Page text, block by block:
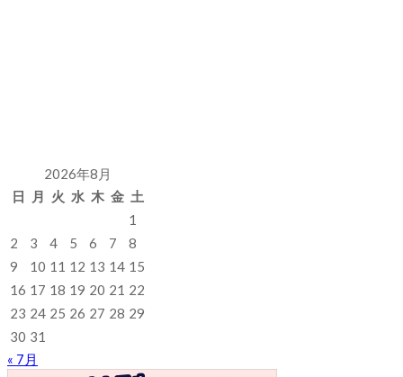
2026年8月
日
月 火 水 木 金 土
1
2
3 4 5 6 7
8
9
10 11 12 13 14 15
16 17 18 19 20 21 22
23 24 25 26 27 28 29
30 31
« 7月